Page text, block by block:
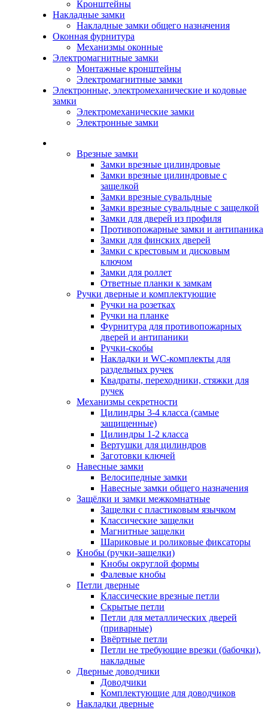
Кронштейны
Накладные замки
Накладные замки общего назначения
Оконная фурнитура
Механизмы оконные
Электромагнитные замки
Монтажные кронштейны
Электромагнитные замки
Электронные, электромеханические и кодовые
замки
Электромеханические замки
Электронные замки
Врезные замки
Замки врезные цилиндровые
Замки врезные цилиндровые с
защелкой
Замки врезные сувальдные
Замки врезные сувальдные с защелкой
Замки для дверей из профиля
Противопожарные замки и антипаника
Замки для финских дверей
Замки с крестовым и дисковым
ключом
Замки для роллет
Ответные планки к замкам
Ручки дверные и комплектующие
Ручки на розетках
Ручки на планке
Фурнитура для противопожарных
дверей и антипаники
Ручки-скобы
Накладки и WC-комплекты для
раздельных ручек
Квадраты, переходники, стяжки для
ручек
Механизмы секретности
Цилиндры 3-4 класса (самые
защищенные)
Цилиндры 1-2 класса
Вертушки для цилиндров
Заготовки ключей
Навесные замки
Велосипедные замки
Навесные замки общего назначения
Защёлки и замки межкомнатные
Защелки с пластиковым язычком
Классические защелки
Магнитные защелки
Шариковые и роликовые фиксаторы
Кнобы (ручки-защелки)
Кнобы округлой формы
Фалевые кнобы
Петли дверные
Классические врезные петли
Скрытые петли
Петли для металлических дверей
(приварные)
Ввёртные петли
Петли не требующие врезки (бабочки),
накладные
Дверные доводчики
Доводчики
Комплектующие для доводчиков
Накладки дверные